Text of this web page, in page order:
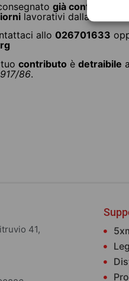
già confezionato
lavorativi dalla data
allo 026701633
contributo è detraibile
86.
Il Mistero della Chiave
41,